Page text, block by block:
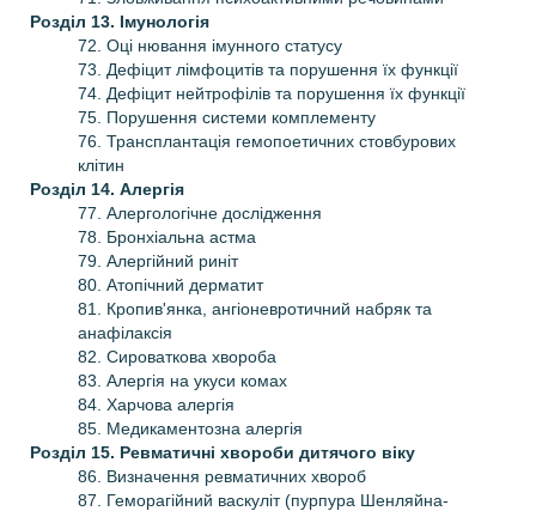
Розділ 13. Імунологія
72. Оці нювання імунного статусу
73. Дефіцит лімфоцитів та порушення їх функції
74. Дефіцит нейтрофілів та порушення їх функції
75. Порушення системи комплементу
76. Трансплантація гемопоетичних стовбурових
клітин
Розділ 14. Алергія
77. Алергологічне дослідження
78. Бронхіальна астма
79. Алергійний риніт
80. Атопічний дерматит
81. Кропив'янка, ангіоневротичний набряк та
анафілаксія
82. Сироваткова хвороба
83. Алергія на укуси комах
84. Харчова алергія
85. Медикаментозна алергія
Розділ 15. Ревматичні хвороби дитячого віку
86. Визначення ревматичних хвороб
87. Геморагійний васкуліт (пурпура Шенляйна-